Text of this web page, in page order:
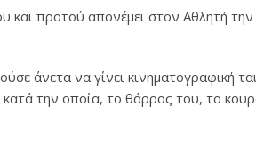
προτού απονέμει στον Αθλητή την
άνετα να γίνει κινηματογραφική
την οποία, το θάρρος του, το